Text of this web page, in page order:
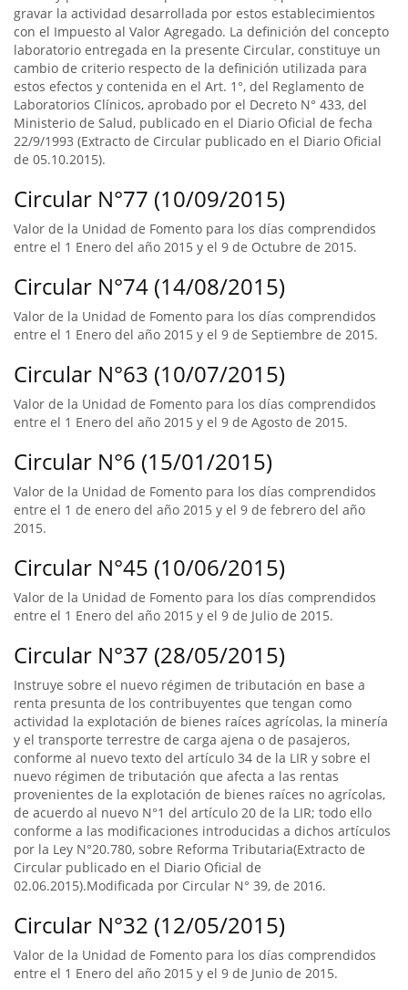
gravar la actividad desarrollada por estos establecimientos
con el Impuesto al Valor Agregado. La definición del concepto
laboratorio entregada en la presente Circular, constituye un
cambio de criterio respecto de la definición utilizada para
estos efectos y contenida en el Art. 1°, del Reglamento de
Laboratorios Clínicos, aprobado por el Decreto N° 433, del
Ministerio de Salud, publicado en el Diario Oficial de fecha
22/9/1993 (Extracto de Circular publicado en el Diario Oficial
de 05.10.2015).
Circular N°77 (10/09/2015)
Valor de la Unidad de Fomento para los días comprendidos
entre el 1 Enero del año 2015 y el 9 de Octubre de 2015.
Circular N°74 (14/08/2015)
Valor de la Unidad de Fomento para los días comprendidos
entre el 1 Enero del año 2015 y el 9 de Septiembre de 2015.
Circular N°63 (10/07/2015)
Valor de la Unidad de Fomento para los días comprendidos
entre el 1 Enero del año 2015 y el 9 de Agosto de 2015.
Circular N°6 (15/01/2015)
Valor de la Unidad de Fomento para los días comprendidos
entre el 1 de enero del año 2015 y el 9 de febrero del año
2015.
Circular N°45 (10/06/2015)
Valor de la Unidad de Fomento para los días comprendidos
entre el 1 Enero del año 2015 y el 9 de Julio de 2015.
Circular N°37 (28/05/2015)
Instruye sobre el nuevo régimen de tributación en base a
renta presunta de los contribuyentes que tengan como
actividad la explotación de bienes raíces agrícolas, la minería
y el transporte terrestre de carga ajena o de pasajeros,
conforme al nuevo texto del artículo 34 de la LIR y sobre el
nuevo régimen de tributación que afecta a las rentas
provenientes de la explotación de bienes raíces no agrícolas,
de acuerdo al nuevo N°1 del artículo 20 de la LIR; todo ello
conforme a las modificaciones introducidas a dichos artículos
por la Ley N°20.780, sobre Reforma Tributaria(Extracto de
Circular publicado en el Diario Oficial de
02.06.2015).Modificada por Circular N° 39, de 2016.
Circular N°32 (12/05/2015)
Valor de la Unidad de Fomento para los días comprendidos
entre el 1 Enero del año 2015 y el 9 de Junio de 2015.